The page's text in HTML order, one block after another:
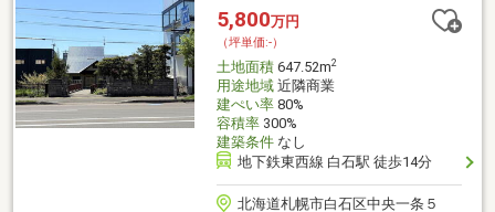
370ｍ 徒歩約5分・コープさっぽろほんどおり店・・・約680
ｍ 徒歩約9分・南郷小学校・・・約600ｍ 徒歩約8分・白石中
学校・・・約700ｍ 徒歩約9分
5,800万円
（坪単価:-）
土地面積647.52m2
用途地域近隣商業
建ぺい率80%
容積率300%
建築条件なし
地下鉄東西線 白石駅 徒歩14分
北海道札幌市白石区中央一条５